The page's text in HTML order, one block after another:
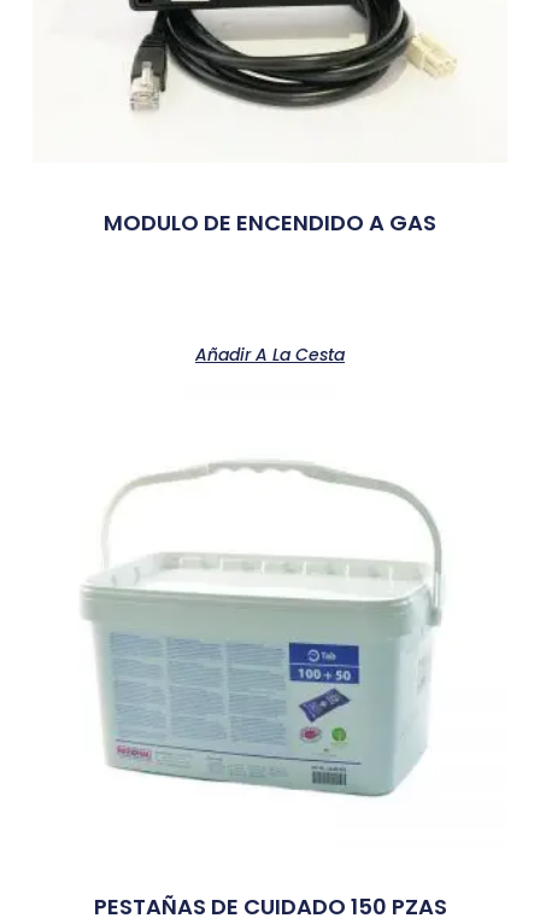
MODULO DE ENCENDIDO A GAS
Añadir A La Cesta
PESTAÑAS DE CUIDADO 150 PZAS